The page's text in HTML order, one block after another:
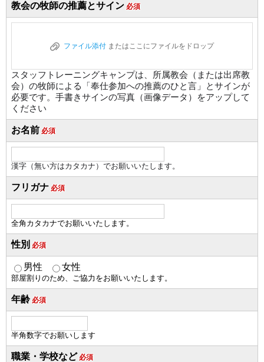
教会の牧師の推薦とサイン 必須
ファイル添付 またはここにファイルをドロップ
スタッフトレーニングキャンプは、所属教会（または出席教
会）の牧師による「奉仕参加への推薦のひと言」とサインが
必要です。手書きサインの写真（画像データ）をアップして
ください
お名前 必須
漢字（無い方はカタカナ）でお願いいたします。
フリガナ 必須
全角カタカナでお願いいたします。
性別 必須
男性 女性
部屋割りのため、ご協力をお願いいたします。
年齢 必須
半角数字でお願いします
職業・学校など 必須